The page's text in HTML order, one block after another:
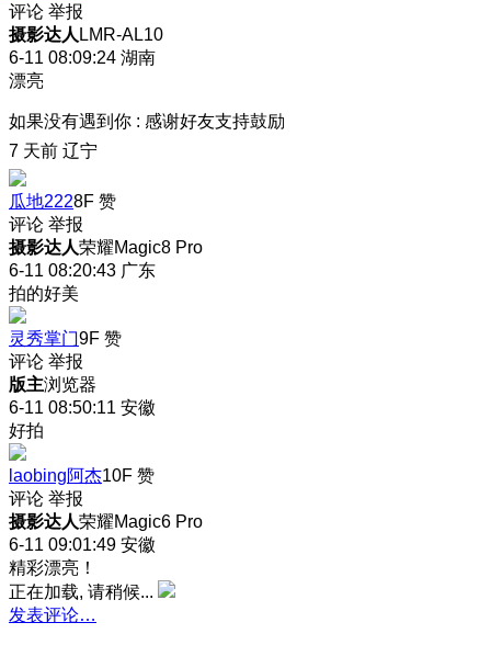
评论 举报
摄影达人 LMR-AL10
6-11 08:09:24 湖南
漂亮
如果没有遇到你 : 感谢好友支持鼓励
7 天前 辽宁
瓜地2228F 赞
评论 举报
摄影达人荣耀Magic8 Pro
6-11 08:20:43 广东
拍的好美
灵秀掌门9F 赞
评论 举报
版主浏览器
6-11 08:50:11 安徽
好拍
laobing阿杰10F 赞
评论 举报
摄影达人荣耀Magic6 Pro
6-11 09:01:49 安徽
精彩漂亮！
正在加载, 请稍候...
发表评论…